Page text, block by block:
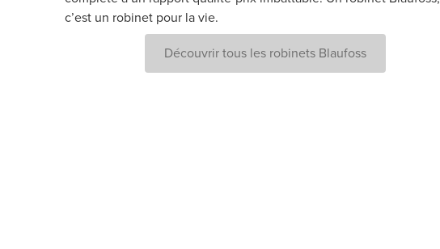
c’est un robinet pour la vie.
Découvrir tous les robinets Blaufoss